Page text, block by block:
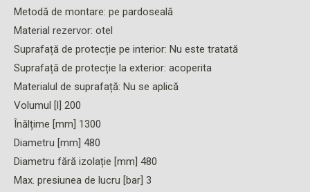
Metodă de montare: pe pardoseală
Material rezervor: otel
Suprafață de protecție pe interior: Nu este tratată
Suprafață de protecție la exterior: acoperita
Materialul de suprafață: Nu se aplică
Volumul [l] 200
Înălțime [mm] 1300
Diametru [mm] 480
Diametru fără izolație [mm] 480
Max. presiunea de lucru [bar] 3